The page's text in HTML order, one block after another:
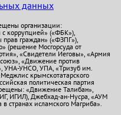
данных
организации:
коррупцией» («ФБК»),
граждан» («ФЗПГ»),
(решение Мосгорсуда от
«Свидетели Иеговы», «Армия
«Движение против
УНА-УНСО, УПА, «Тризуб им.
крымскотатарского
политическая партия
«Движение Талибан»,
ИГИЛ), Джебхад-ан-Нусра, «АУМ
странах исламского Магриба».